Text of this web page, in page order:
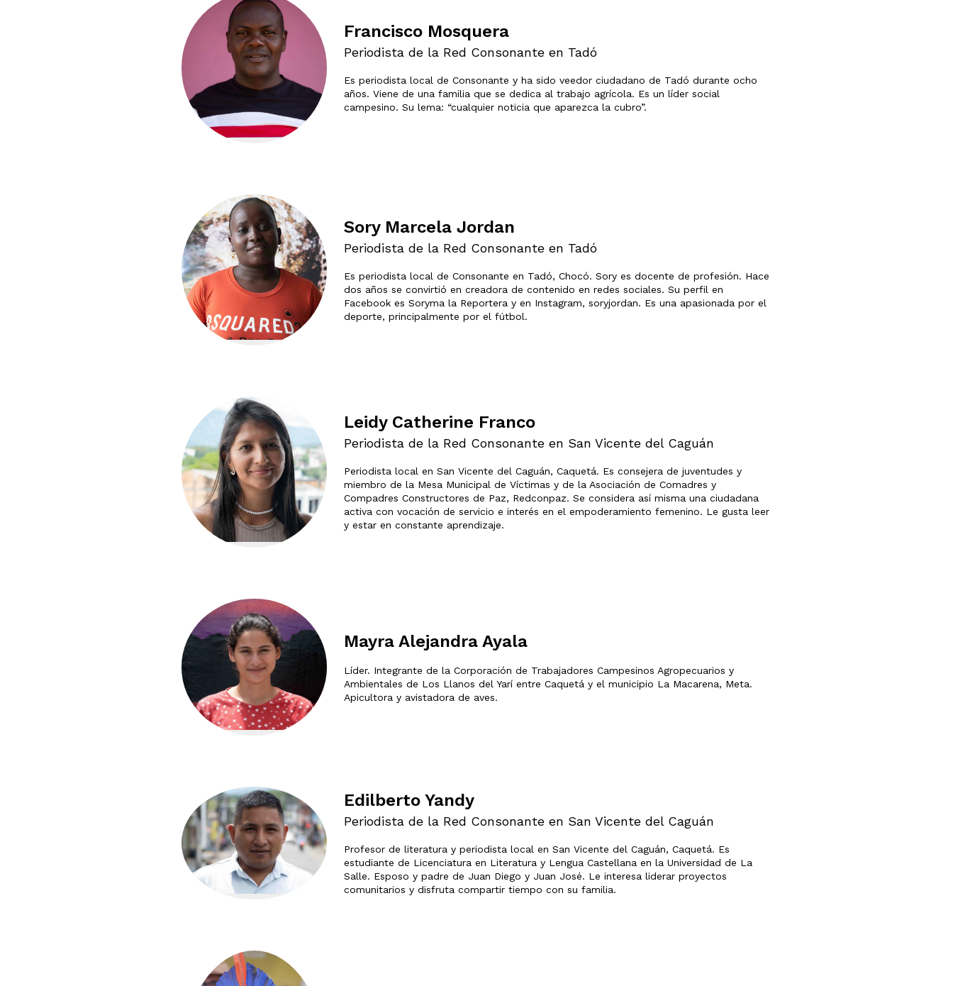
Francisco Mosquera
Periodista de la Red Consonante en Tadó
Es periodista local de Consonante y ha sido veedor ciudadano de Tadó durante ocho
años. Viene de una familia que se dedica al trabajo agrícola. Es un líder social
campesino. Su lema: “cualquier noticia que aparezca la cubro”.
Sory Marcela Jordan
Periodista de la Red Consonante en Tadó
Es periodista local de Consonante en Tadó, Chocó. Sory es docente de profesión. Hace
dos años se convirtió en creadora de contenido en redes sociales. Su perfil en
Facebook es Soryma la Reportera y en Instagram, soryjordan. Es una apasionada por el
deporte, principalmente por el fútbol.
Leidy Catherine Franco
Periodista de la Red Consonante en San Vicente del Caguán
Periodista local en San Vicente del Caguán, Caquetá. Es consejera de juventudes y
miembro de la Mesa Municipal de Víctimas y de la Asociación de Comadres y
Compadres Constructores de Paz, Redconpaz. Se considera así misma una ciudadana
activa con vocación de servicio e interés en el empoderamiento femenino. Le gusta leer
y estar en constante aprendizaje.
Mayra Alejandra Ayala
Líder. Integrante de la Corporación de Trabajadores Campesinos Agropecuarios y
Ambientales de Los Llanos del Yarí entre Caquetá y el municipio La Macarena, Meta.
Apicultora y avistadora de aves.
Edilberto Yandy
Periodista de la Red Consonante en San Vicente del Caguán
Profesor de literatura y periodista local en San Vicente del Caguán, Caquetá. Es
estudiante de Licenciatura en Literatura y Lengua Castellana en la Universidad de La
Salle. Esposo y padre de Juan Diego y Juan José. Le interesa liderar proyectos
comunitarios y disfruta compartir tiempo con su familia.